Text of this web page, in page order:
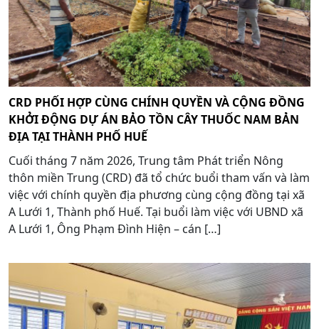
CRD PHỐI HỢP CÙNG CHÍNH QUYỀN VÀ CỘNG ĐỒNG
KHỞI ĐỘNG DỰ ÁN BẢO TỒN CÂY THUỐC NAM BẢN
ĐỊA TẠI THÀNH PHỐ HUẾ
Cuối tháng 7 năm 2026, Trung tâm Phát triển Nông
thôn miền Trung (CRD) đã tổ chức buổi tham vấn và làm
việc với chính quyền địa phương cùng cộng đồng tại xã
A Lưới 1, Thành phố Huế. Tại buổi làm việc với UBND xã
A Lưới 1, Ông Phạm Đình Hiện – cán […]